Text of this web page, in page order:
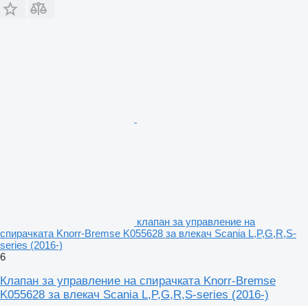
клапан за управление на
спирачката Knorr-Bremse K055628 за влекач Scania L,P,G,R,S-
series (2016-)
6
Клапан за управление на спирачката Knorr-Bremse
K055628 за влекач Scania L,P,G,R,S-series (2016-)